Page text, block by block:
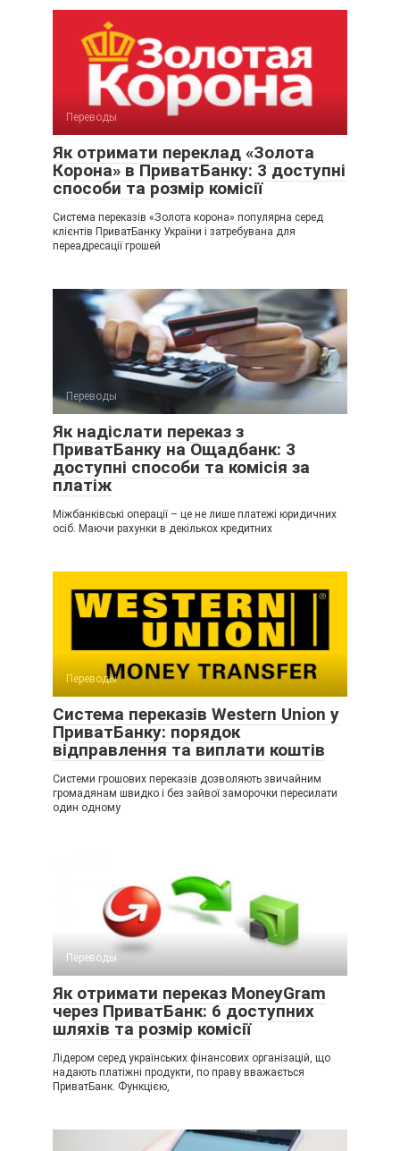
Переводы
Як отримати переклад «Золота
Корона» в ПриватБанку: 3 доступні
способи та розмір комісії
Система переказів «Золота корона» популярна серед
клієнтів ПриватБанку України і затребувана для
переадресації грошей
Переводы
Як надіслати переказ з
ПриватБанку на Ощадбанк: 3
доступні способи та комісія за
платіж
Міжбанківські операції – це не лише платежі юридичних
осіб. Маючи рахунки в декількох кредитних
Переводы
Система переказів Western Union у
ПриватБанку: порядок
відправлення та виплати коштів
Системи грошових переказів дозволяють звичайним
громадянам швидко і без зайвої заморочки пересилати
один одному
Переводы
Як отримати переказ MoneyGram
через ПриватБанк: 6 доступних
шляхів та розмір комісії
Лідером серед українських фінансових організацій, що
надають платіжні продукти, по праву вважається
ПриватБанк. Функцією,